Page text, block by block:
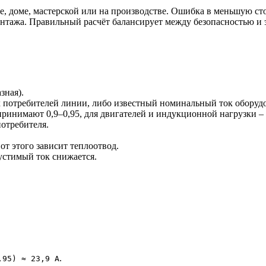
доме, мастерской или на производстве. Ошибка в меньшую
Правильный расчёт балансирует между безопасностью и
линии, либо известный номинальный ток
0,9–0,95, для двигателей и индукционной нагрузки
этого зависит теплоотвод.
ток снижается.
≈ 23,9 А.